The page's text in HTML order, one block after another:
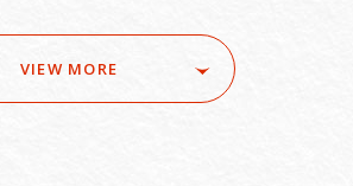
VIEW MORE